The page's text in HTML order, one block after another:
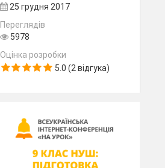
25 грудня 2017
Переглядів
5978
Оцінка розробки
5.0 (2 відгука)